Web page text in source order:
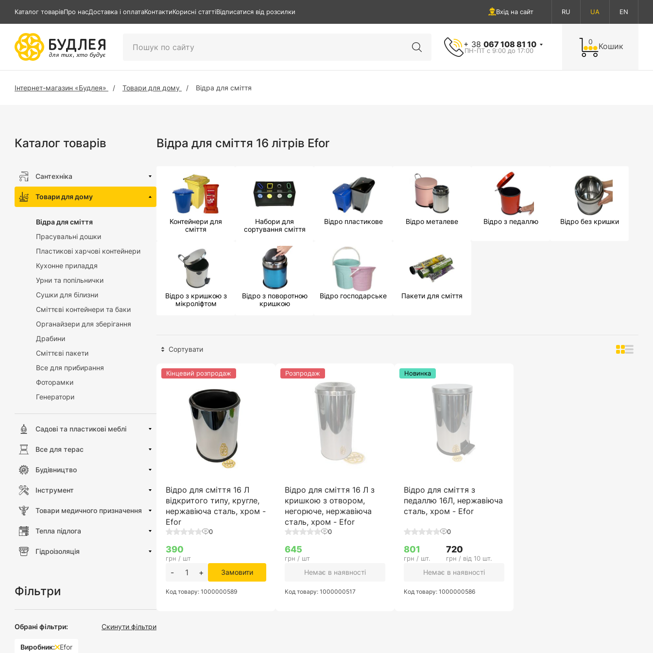
Каталог товарівПро насДоставка і оплатаКонтактиКорисні статтіВідписатися від розсилки Вхід на сайт RU UA EN
+ 38 067 108 81 10
ПН-ПТ с 9:00 до 17:00
0 Кошик
Інтернет-магазин «Будлея» Товари для дому Відра для сміття
Каталог товарів
Сантехніка
Товари для дому
Відра для сміття
Прасувальні дошки
Пластикові харчові контейнери
Кухонне приладдя
Урни та попільнички
Сушки для білизни
Сміттєві контейнери та баки
Органайзери для зберігання
Драбини
Сміттєві пакети
Все для прибирання
Фоторамки
Генератори
Садові та пластикові меблі
Все для терас
Будівництво
Інструмент
Товари медичного призначення
Тепла підлога
Гідроізоляція
Фільтри
Обрані фільтри: Скинути фільтри
Виробник: Efor
Відра для сміття 16 літрів Efor
Контейнери для
сміття
Набори для
сортування сміття
Відро пластикове Відро металеве Відро з педаллю Відро без кришки
Відро з кришкою з
мікроліфтом
Відро з поворотною
кришкою
Відро господарське Пакети для сміття
Сортувати
Відро для сміття 16 Л
відкритого типу, кругле,
нержавіюча сталь, хром -
Efor
0
Кінцевий розпродаж
390
грн / шт
- + Замовити
Код товару: 1000000589
Відро для сміття 16 Л з
кришкою з отвором,
негорюче, нержавіюча
сталь, хром - Efor
0
Розпродаж
645
грн / шт
Немає в наявності
Код товару: 1000000517
Відро для сміття з
педаллю 16Л, нержавіюча
сталь, хром - Efor
0
Новинка
801
грн / шт.
720
грн / від 10 шт.
Немає в наявності
Код товару: 1000000586